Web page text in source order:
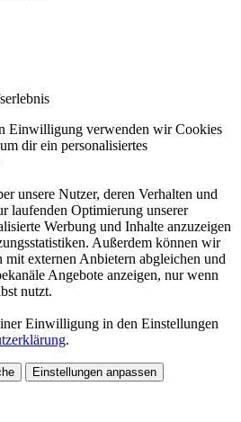
Einwilligung verwenden wir Cookies
dir ein personalisiertes
unsere Nutzer, deren Verhalten und
laufenden Optimierung unserer
Werbung und Inhalte anzuzeigen
Außerdem können wir
mit externen Anbietern abgleichen und
Angebote anzeigen, nur wenn
nutzt.
Einwilligung in den Einstellungen
.
Einstellungen anpassen